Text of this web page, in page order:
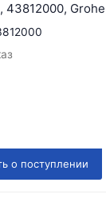
43812000, Grohe
о поступлении